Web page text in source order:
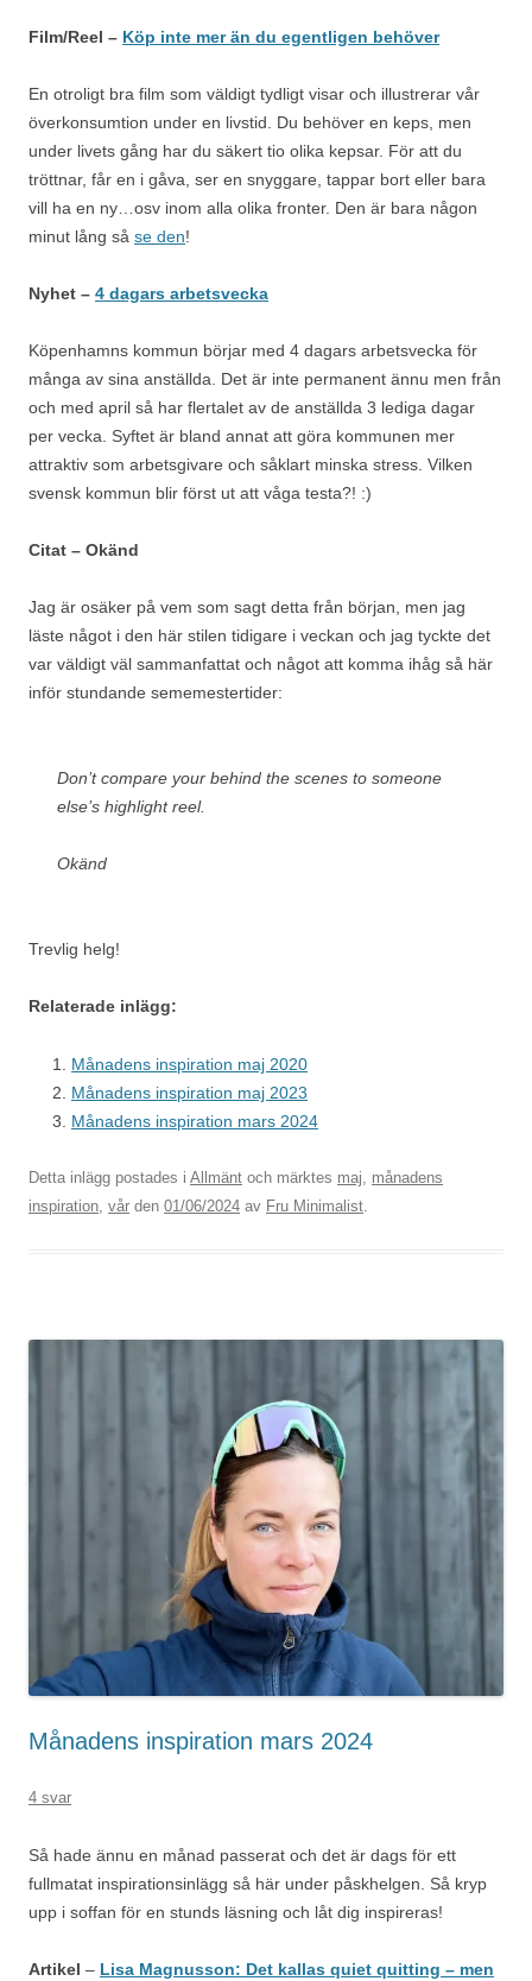
Film/Reel – Köp inte mer än du egentligen behöver
En otroligt bra film som väldigt tydligt visar och illustrerar vår
överkonsumtion under en livstid. Du behöver en keps, men
under livets gång har du säkert tio olika kepsar. För att du
tröttnar, får en i gåva, ser en snyggare, tappar bort eller bara
vill ha en ny…osv inom alla olika fronter. Den är bara någon
minut lång så se den!
Nyhet – 4 dagars arbetsvecka
Köpenhamns kommun börjar med 4 dagars arbetsvecka för
många av sina anställda. Det är inte permanent ännu men från
och med april så har flertalet av de anställda 3 lediga dagar
per vecka. Syftet är bland annat att göra kommunen mer
attraktiv som arbetsgivare och såklart minska stress. Vilken
svensk kommun blir först ut att våga testa?! :)
Citat – Okänd
Jag är osäker på vem som sagt detta från början, men jag
läste något i den här stilen tidigare i veckan och jag tyckte det
var väldigt väl sammanfattat och något att komma ihåg så här
inför stundande sememestertider:
Don’t compare your behind the scenes to someone
else’s highlight reel.
Okänd
Trevlig helg!
Relaterade inlägg:
Månadens inspiration maj 2020
Månadens inspiration maj 2023
Månadens inspiration mars 2024
Detta inlägg postades i Allmänt och märktes maj, månadens
inspiration, vår den 01/06/2024 av Fru Minimalist.
Månadens inspiration mars 2024
4 svar
Så hade ännu en månad passerat och det är dags för ett
fullmatat inspirationsinlägg så här under påskhelgen. Så kryp
upp i soffan för en stunds läsning och låt dig inspireras!
Artikel – Lisa Magnusson: Det kallas quiet quitting – men